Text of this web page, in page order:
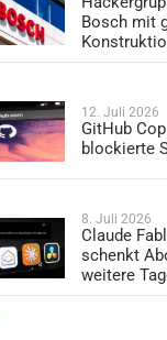
Bosch mit
12. Juli 2026
GitHub
blockierte
8. Juli 2026
Claude
schenkt
weitere